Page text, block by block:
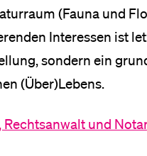
(Fauna und
Interessen ist
sondern ein
(Über)Lebens.
und